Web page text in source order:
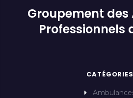
Groupement des
Professionnels
CATÉGORIES